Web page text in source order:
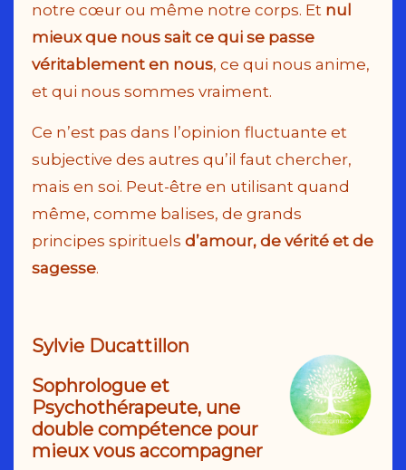
notre cœur ou même notre corps. Et nul
mieux que nous sait ce qui se passe
véritablement en nous, ce qui nous anime,
et qui nous sommes vraiment.
Ce n’est pas dans l’opinion fluctuante et
subjective des autres qu’il faut chercher,
mais en soi. Peut-être en utilisant quand
même, comme balises, de grands
principes spirituels d’amour, de vérité et de
sagesse.
Sylvie Ducattillon
Sophrologue et
Psychothérapeute, une
double compétence pour
mieux vous accompagner